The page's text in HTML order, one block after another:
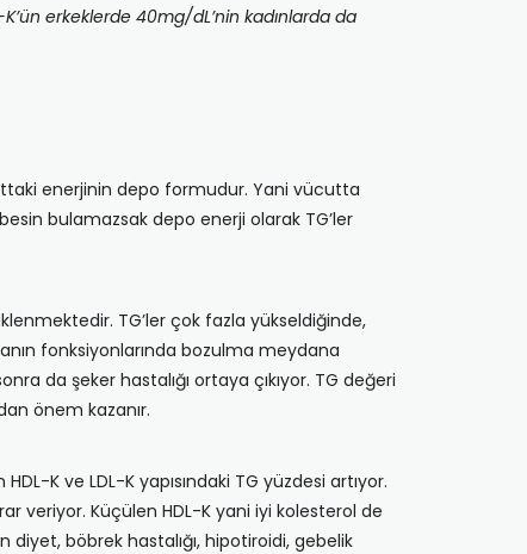
K’ün erkeklerde 40mg/dL’nin kadınlarda da
enerjinin depo formudur. Yani vücutta
bulamazsak depo enerji olarak TG’ler
TG’ler çok fazla yükseldiğinde,
fonksiyonlarında bozulma meydana
da şeker hastalığı ortaya çıkıyor. TG değeri
önem kazanır.
K ve LDL-K yapısındaki TG yüzdesi artıyor.
veriyor. Küçülen HDL-K yani iyi kolesterol de
diyet, böbrek hastalığı, hipotiroidi, gebelik